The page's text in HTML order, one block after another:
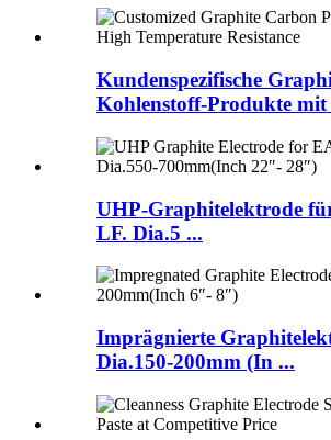
Kundenspezifische
Kohlenstoff-Produkte mit
UHP-Graphitelektrode
LF. Dia.5 ...
Imprägnierte
Dia.150-200mm (In ...